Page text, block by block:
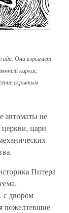
ада. Она изрыгает
каркас,
скрытым
автоматы не
цари
Питера
с двором
пожелтевшие